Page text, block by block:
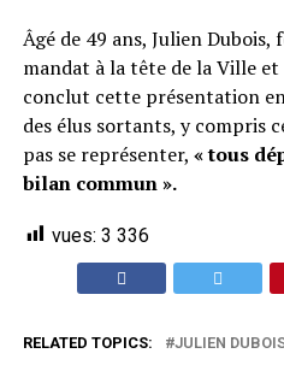
Âgé de 49 ans, Julien Dubois,
mandat à la tête de la Ville et
conclut cette présentation
des élus sortants, y compris
pas se représenter, « tous
bilan commun ».
vues: 3 336
RELATED TOPICS: JULIEN